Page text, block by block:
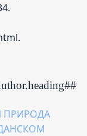
ПРИРОДА